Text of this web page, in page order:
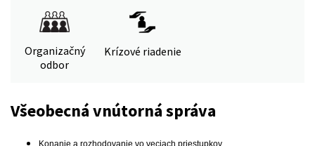
Organizačný
odbor
Krízové riadenie
Všeobecná vnútorná správa
Konanie a rozhodovanie vo veciach priestupkov